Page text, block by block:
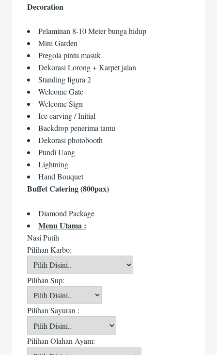
Decoration
Pelaminan 8-10 Meter bunga hidup
Mini Garden
Pregola pintu masuk
Dekorasi Lorong + Karpet jalan
Standing figura 2
Welcome Gate
Welcome Sign
Ice carving / Initial
Backdrop penerima tamu
Dekorasi photobooth
Pundi Uang
Lightning
Hand Bouquet
Buffet Catering (800pax)
Diamond Package
Menu Utama :
Nasi Putih
Pilihan Karbo:
Pilihan Sup:
Pilihan Sayuran :
Pilihan Olahan Ayam: